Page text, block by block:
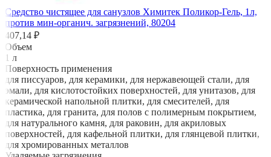
Средство чистящее для санузлов Химитек Поликор-Гель, 1л,
против мин-органич. загрязнений, 80204
407,14 ₽
Объем
1 л
Поверхность применения
для писсуаров, для керамики, для нержавеющей стали, для
эмали, для кислотостойких поверхностей, для унитазов, для
керамической напольной плитки, для смесителей, для
пластика, для гранита, для полов с полимерным покрытием,
для натурального камня, для раковин, для акриловых
поверхностей, для кафельной плитки, для глянцевой плитки,
для хромированных металлов